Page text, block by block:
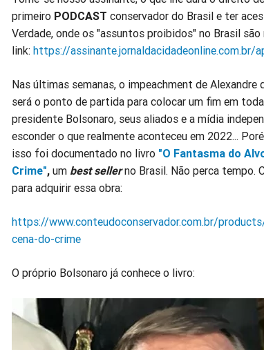
primeiro PODCAST conservador do Brasil e ter
Verdade, onde os "assuntos proibidos" no Brasil
link: https://assinante.jornaldacidadeonline.com.br/
Nas últimas semanas, o impeachment de
será o ponto de partida para colocar um fim em
presidente Bolsonaro, seus aliados e a mídia
esconder o que realmente aconteceu em 2022...
isso foi documentado no livro "O Fantasma do
Crime", um best sellerno Brasil. Não perca tempo.
para adquirir essa obra:
https://www.conteudoconservador.com.br/
cena-do-crime
O próprio Bolsonaro já conhece o livro: